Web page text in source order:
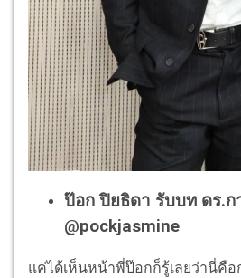
ป๊อก ปิยธิดา รับบท ดร.
@pockjasmine
แค่ได้เห็นหน้าพี่ป๊อกก็รู้เลยว่านี่คื